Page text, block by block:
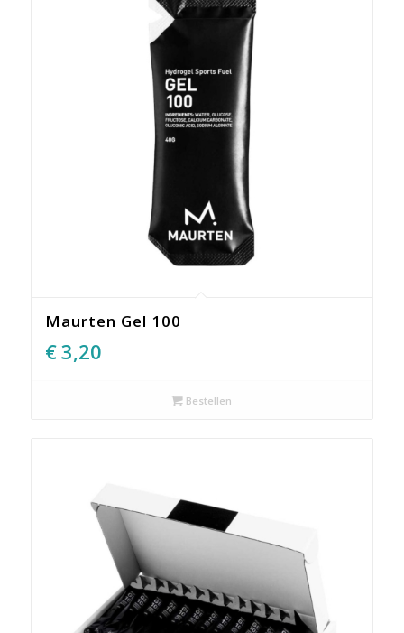
Maurten Gel 100
€3,20
Bestellen